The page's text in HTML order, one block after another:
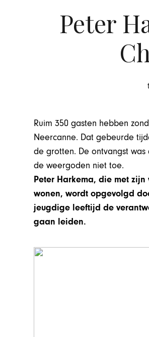
Peter
Ruim 350 gasten hebben
Neercanne. Dat gebeurde
de grotten. De ontvangst
de weergoden niet toe.
Peter Harkema, die met
wonen, wordt opgevolgd
jeugdige leeftijd de
gaan leiden.